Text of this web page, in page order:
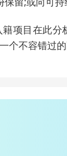
项目在此
个不容错过的